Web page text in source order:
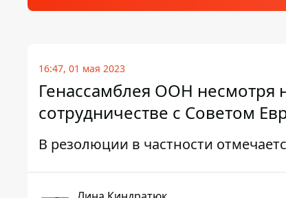
16:47, 01 мая 2023
Генассамблея ООН несмотря
сотрудничестве с Советом
В резолюции в частности